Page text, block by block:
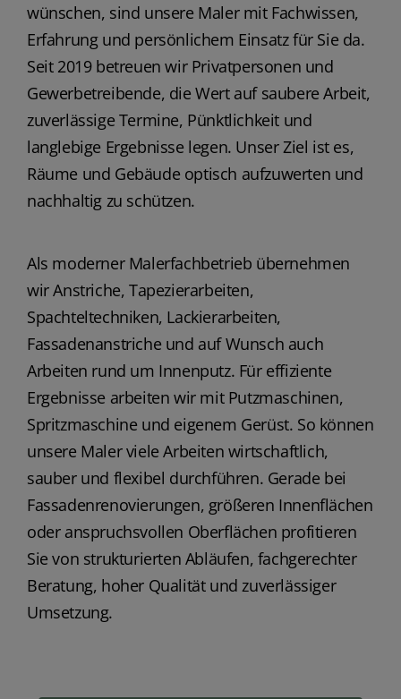
wünschen, sind unsere Maler mit Fachwissen,
Erfahrung und persönlichem Einsatz für Sie da.
Seit 2019 betreuen wir Privatpersonen und
Gewerbetreibende, die Wert auf saubere Arbeit,
zuverlässige Termine, Pünktlichkeit und
langlebige Ergebnisse legen. Unser Ziel ist es,
Räume und Gebäude optisch aufzuwerten und
nachhaltig zu schützen.
Als moderner Malerfachbetrieb übernehmen
wir Anstriche, Tapezierarbeiten,
Spachteltechniken, Lackierarbeiten,
Fassadenanstriche und auf Wunsch auch
Arbeiten rund um Innenputz. Für effiziente
Ergebnisse arbeiten wir mit Putzmaschinen,
Spritzmaschine und eigenem Gerüst. So können
unsere Maler viele Arbeiten wirtschaftlich,
sauber und flexibel durchführen. Gerade bei
Fassadenrenovierungen, größeren Innenflächen
oder anspruchsvollen Oberflächen profitieren
Sie von strukturierten Abläufen, fachgerechter
Beratung, hoher Qualität und zuverlässiger
Umsetzung.